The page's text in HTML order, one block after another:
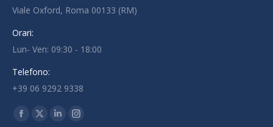
Viale Oxford, Roma 00133 (RM)
Orari:
Lun- Ven: 09:30 - 18:00
Telefono:
+39 06 9292 9338
Ci puoi trovare su:
Facebook
X
LinkedinInstagram